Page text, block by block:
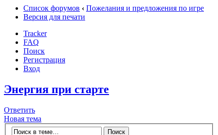
Список форумов ‹ Пожелания и предложения по игре
Версия для печати
Tracker
FAQ
Поиск
Регистрация
Вход
Энергия при старте
Ответить
Новая тема